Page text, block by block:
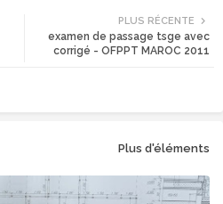
ats
PLUS RÉCENTE
examen de passage tsge avec
corrigé - OFPPT MAROC 2011
Plus d'éléments